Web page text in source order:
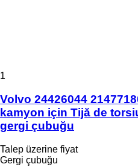
1
Volvo 24426044
kamyon için Tijă de
gergi çubuğu
Talep üzerine fiyat
Gergi çubuğu